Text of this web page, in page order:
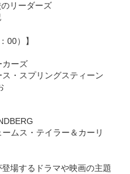
リーダーズ
00）】
ーズ
・スプリングスティーン
ムス・テイラー＆カーリ
場するドラマや映画の主題